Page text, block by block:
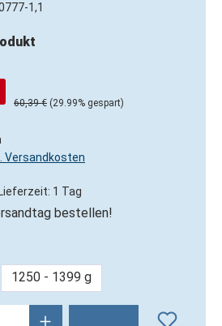
1,1
60,39 € (29.99% gespart)
Versandkosten
1 Tag
bestellen!
1250 - 1399 g
Gib den gewünschten